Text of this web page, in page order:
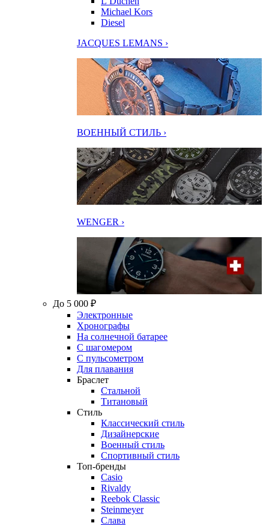
Michael Kors
Diesel
JACQUES LEMANS ›
ВОЕННЫЙ СТИЛЬ ›
WENGER ›
До 5 000 ₽
Электронные
Хронографы
На солнечной батарее
С шагомером
С пульсометром
Для плавания
Браслет
Стальной
Титановый
Стиль
Классический стиль
Дизайнерские
Военный стиль
Спортивный стиль
Топ-бренды
Casio
Rivaldy
Reebok Classic
Steinmeyer
Слава